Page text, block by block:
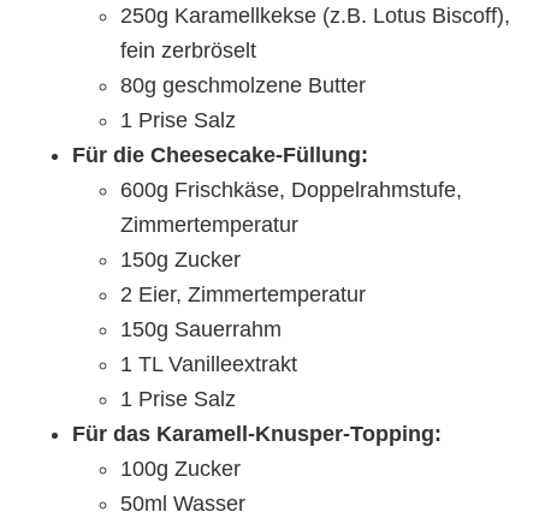
250g Karamellkekse (z.B. Lotus Biscoff),
fein zerbröselt
80g geschmolzene Butter
1 Prise Salz
Für die Cheesecake-Füllung:
600g Frischkäse, Doppelrahmstufe,
Zimmertemperatur
150g Zucker
2 Eier, Zimmertemperatur
150g Sauerrahm
1 TL Vanilleextrakt
1 Prise Salz
Für das Karamell-Knusper-Topping:
100g Zucker
50ml Wasser